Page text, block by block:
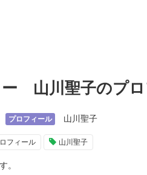
山川聖子のプロ
プロフィール 山川聖子
フィール 山川聖子
。